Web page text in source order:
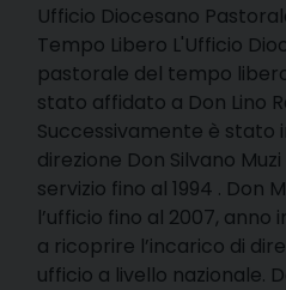
Ufficio Diocesano
Tempo Libero L'Ufficio
pastorale del tempo
stato affidato a Don Lino
Successivamente è stato
direzione Don Silvano
servizio fino al 1994 . Don
l’ufficio fino al 2007,
a ricoprire l’incarico di
ufficio a livello nazionale.